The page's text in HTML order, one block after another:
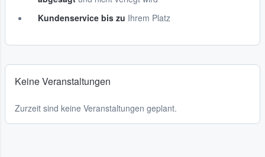
Kundenservice bis zu Ihrem Platz
Keine Veranstaltungen
Zurzeit sind keine Veranstaltungen geplant.